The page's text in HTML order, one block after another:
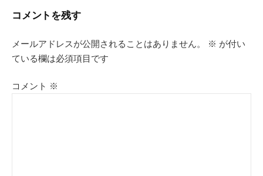
コメントを残す
メールアドレスが公開されることはありません。 ※ が付い
ている欄は必須項目です
コメント ※